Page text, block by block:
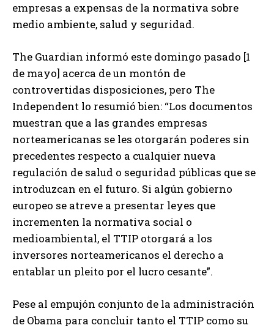
empresas a expensas de la normativa sobre
medio ambiente, salud y seguridad.
The Guardian informó este domingo pasado [1
de mayo] acerca de un montón de
controvertidas disposiciones, pero The
Independent lo resumió bien: “Los documentos
muestran que a las grandes empresas
norteamericanas se les otorgarán poderes sin
precedentes respecto a cualquier nueva
regulación de salud o seguridad públicas que se
introduzcan en el futuro. Si algún gobierno
europeo se atreve a presentar leyes que
incrementen la normativa social o
medioambiental, el TTIP otorgará a los
inversores norteamericanos el derecho a
entablar un pleito por el lucro cesante”.
Pese al empujón conjunto de la administración
de Obama para concluir tanto el TTIP como su